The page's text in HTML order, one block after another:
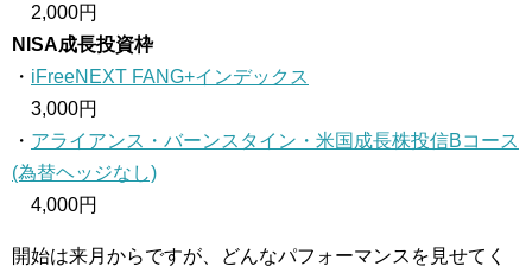
2,000円
NISA成長投資枠
・ iFreeNEXT FANG+インデックス
3,000円
・ アライアンス・バーンスタイン・米国成長株投信Bコース
(為替ヘッジなし)
4,000円
開始は来月からですが、どんなパフォーマンスを見せてく